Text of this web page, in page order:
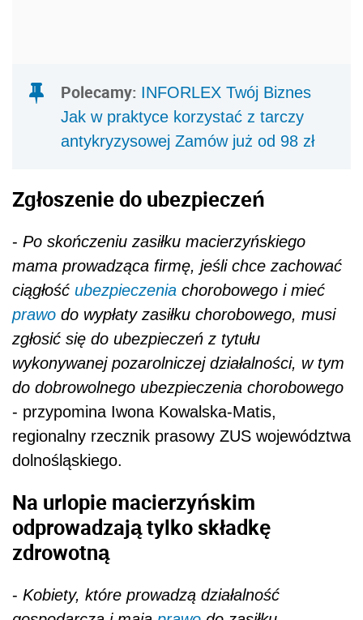
Polecamy: INFORLEX Twój Biznes
Jak w praktyce korzystać z tarczy
antykryzysowej Zamów już od 98 zł
Zgłoszenie do ubezpieczeń
- Po skończeniu zasiłku macierzyńskiego
mama prowadząca firmę, jeśli chce zachować
ciągłość ubezpieczenia chorobowego i mieć
prawo do wypłaty zasiłku chorobowego, musi
zgłosić się do ubezpieczeń z tytułu
wykonywanej pozarolniczej działalności, w tym
do dobrowolnego ubezpieczenia chorobowego
- przypomina Iwona Kowalska-Matis,
regionalny rzecznik prasowy ZUS województwa
dolnośląskiego.
Na urlopie macierzyńskim
odprowadzają tylko składkę
zdrowotną
- Kobiety, które prowadzą działalność